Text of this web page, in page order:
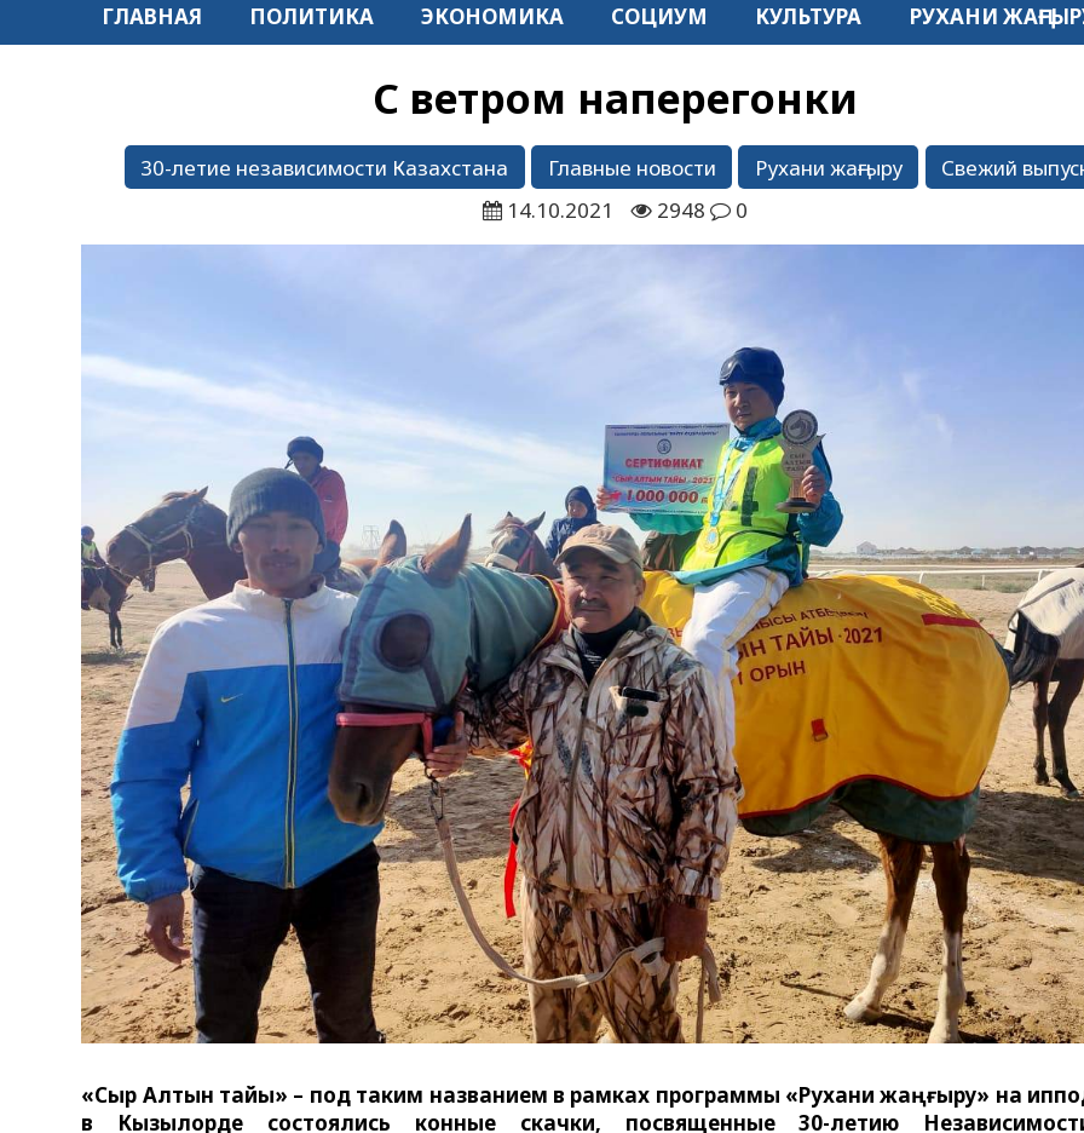
ГЛАВНАЯ ПОЛИТИКА ЭКОНОМИКА СОЦИУМ КУЛЬТУРА РУХАНИ
С ветром наперегонки
30-летие независимости Казахстана Главные новости Рухани жаңғыру
Свежий
14.10.2021
2948 0
«Сыр Алтын тайы» – под таким названием в рамках программы «Рухани жаңғыру» на
в Кызылорде состоялись конные скачки, посвященные 30-летию